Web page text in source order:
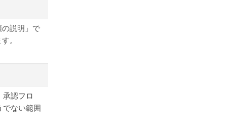
説明」で
。
承認フロ
ない範囲